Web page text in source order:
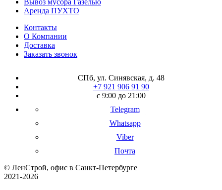
Аренда ПУХТО
Контакты
О Компании
Доставка
Заказать звонок
СПб, ул. Синявская, д. 48
+7 921 906 91 90
с 9:00 до 21:00
Telegram
Whatsapp
Viber
Почта
© ЛенСтрой, офис в Санкт-Петербурге
2021-2026